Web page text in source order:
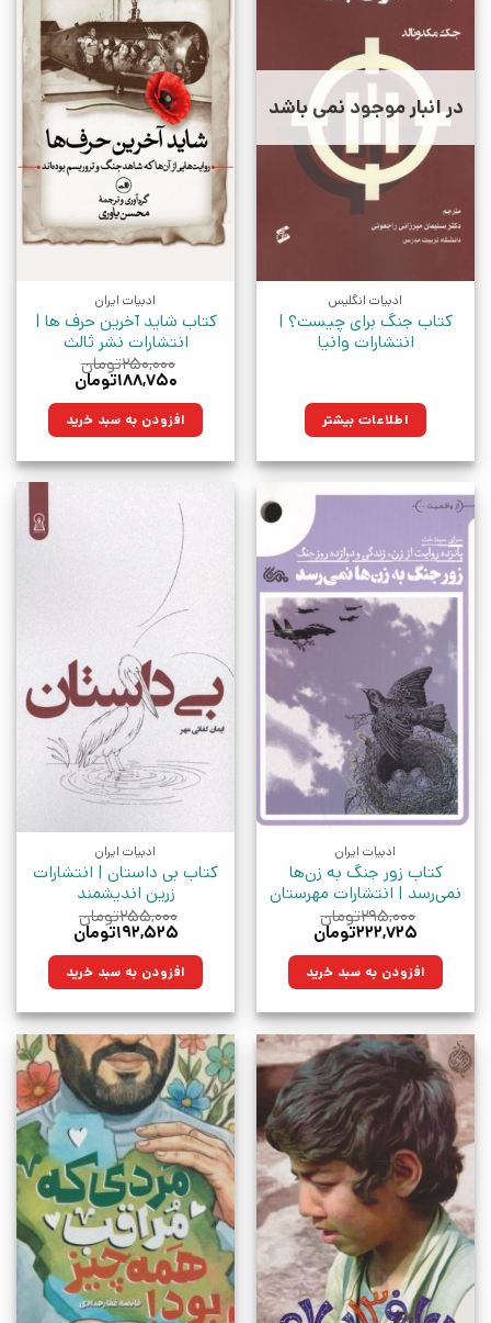
در انبار موجود نمی باشد
ادبیات انگلیس
کتاب جنگ برای چیست؟ |
انتشارات وانیا
اطلاعات بیشتر
ادبیات ایران
کتاب شاید آخرین حرف ها |
انتشارات نشر ثالث
۲۵۰,۰۰۰تومان
قیمت
۲۵۰,۰۰۰تومان
بود.
۱۸۸,۷۵۰تومان
۱۸۸,۷۵۰تومان.افزودن به سبد خرید
ادبیات ایران
کتاب زور جنگ به زن‌ها
نمی‌رسد | انتشارات مهرستان
۲۹۵,۰۰۰تومان
قیمت
۲۹۵,۰۰۰تومان
بود.
۲۲۲,۷۲۵تومان
۲۲۲,۷۲۵تومان.افزودن به سبد خرید
ادبیات ایران
کتاب بی داستان | انتشارات
زرین اندیشمند
۲۵۵,۰۰۰تومان
قیمت
۲۵۵,۰۰۰تومان
بود.
۱۹۲,۵۲۵تومان
۱۹۲,۵۲۵تومان.افزودن به سبد خرید